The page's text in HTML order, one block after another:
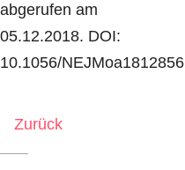
abgerufen am
05.12.2018. DOI:
10.1056/NEJMoa1812856
Zurück